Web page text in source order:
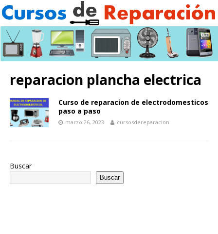
reparacion plancha electrica
Curso de reparacion de electrodomesticos
paso a paso
marzo 26, 2023 cursosdereparacion
Buscar
Buscar